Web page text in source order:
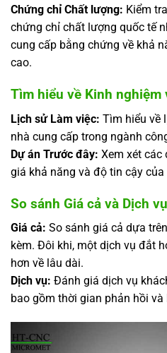
Chứng chỉ Chất lượng: Kiểm
chứng chỉ chất lượng quốc tế
cung cấp bằng chứng về khả
cao.
Tìm hiểu về Kinh nghiệm
Lịch sử Làm việc: Tìm hiểu về
nhà cung cấp trong ngành
Dự án Trước đây: Xem xét
giá khả năng và độ tin cậy của
So sánh Giá cả và Dịch vụ
Giá cả: So sánh giá cả dựa
kèm. Đôi khi, một dịch vụ đắt
hơn về lâu dài.
Dịch vụ: Đánh giá dịch vụ
bao gồm thời gian phản hồi